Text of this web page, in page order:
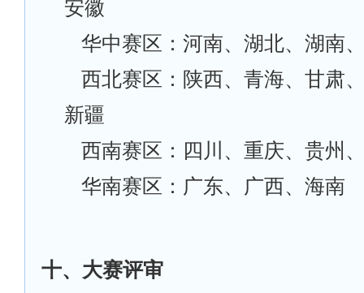
安徽
华中赛区：河南、湖北、湖南
西北赛区：陕西、青海、甘肃
新疆
西南赛区：四川、重庆、贵州
华南赛区：广东、广西、海南
十、大赛评审